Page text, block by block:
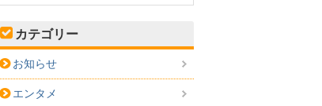
カテゴリー
お知らせ
エンタメ